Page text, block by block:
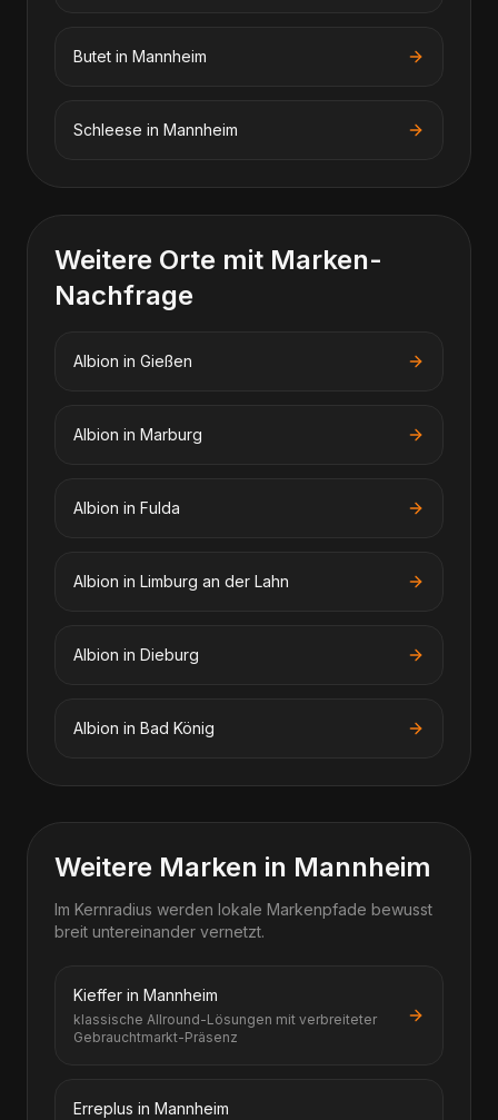
Butet in Mannheim
Schleese in Mannheim
Weitere Orte mit Marken-
Nachfrage
Albion in Gießen
Albion in Marburg
Albion in Fulda
Albion in Limburg an der Lahn
Albion in Dieburg
Albion in Bad König
Weitere Marken in Mannheim
Im Kernradius werden lokale Markenpfade bewusst
breit untereinander vernetzt.
Kieffer in Mannheim
klassische Allround-Lösungen mit verbreiteter
Gebrauchtmarkt-Präsenz
Erreplus in Mannheim